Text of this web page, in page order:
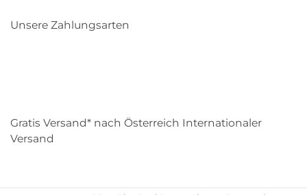
Unsere Zahlungsarten
Gratis Versand* nach Österreich Internationaler
Versand